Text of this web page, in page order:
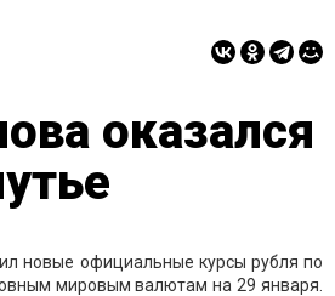
оказался
новые официальные курсы рубля по
мировым валютам на 29 января.